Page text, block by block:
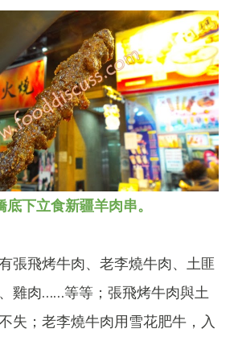
底下立食新疆羊肉串。
張飛烤牛肉、老李燒牛肉、土匪
雞肉……等等；張飛烤牛肉與土
失；老李燒牛肉用雪花肥牛，入